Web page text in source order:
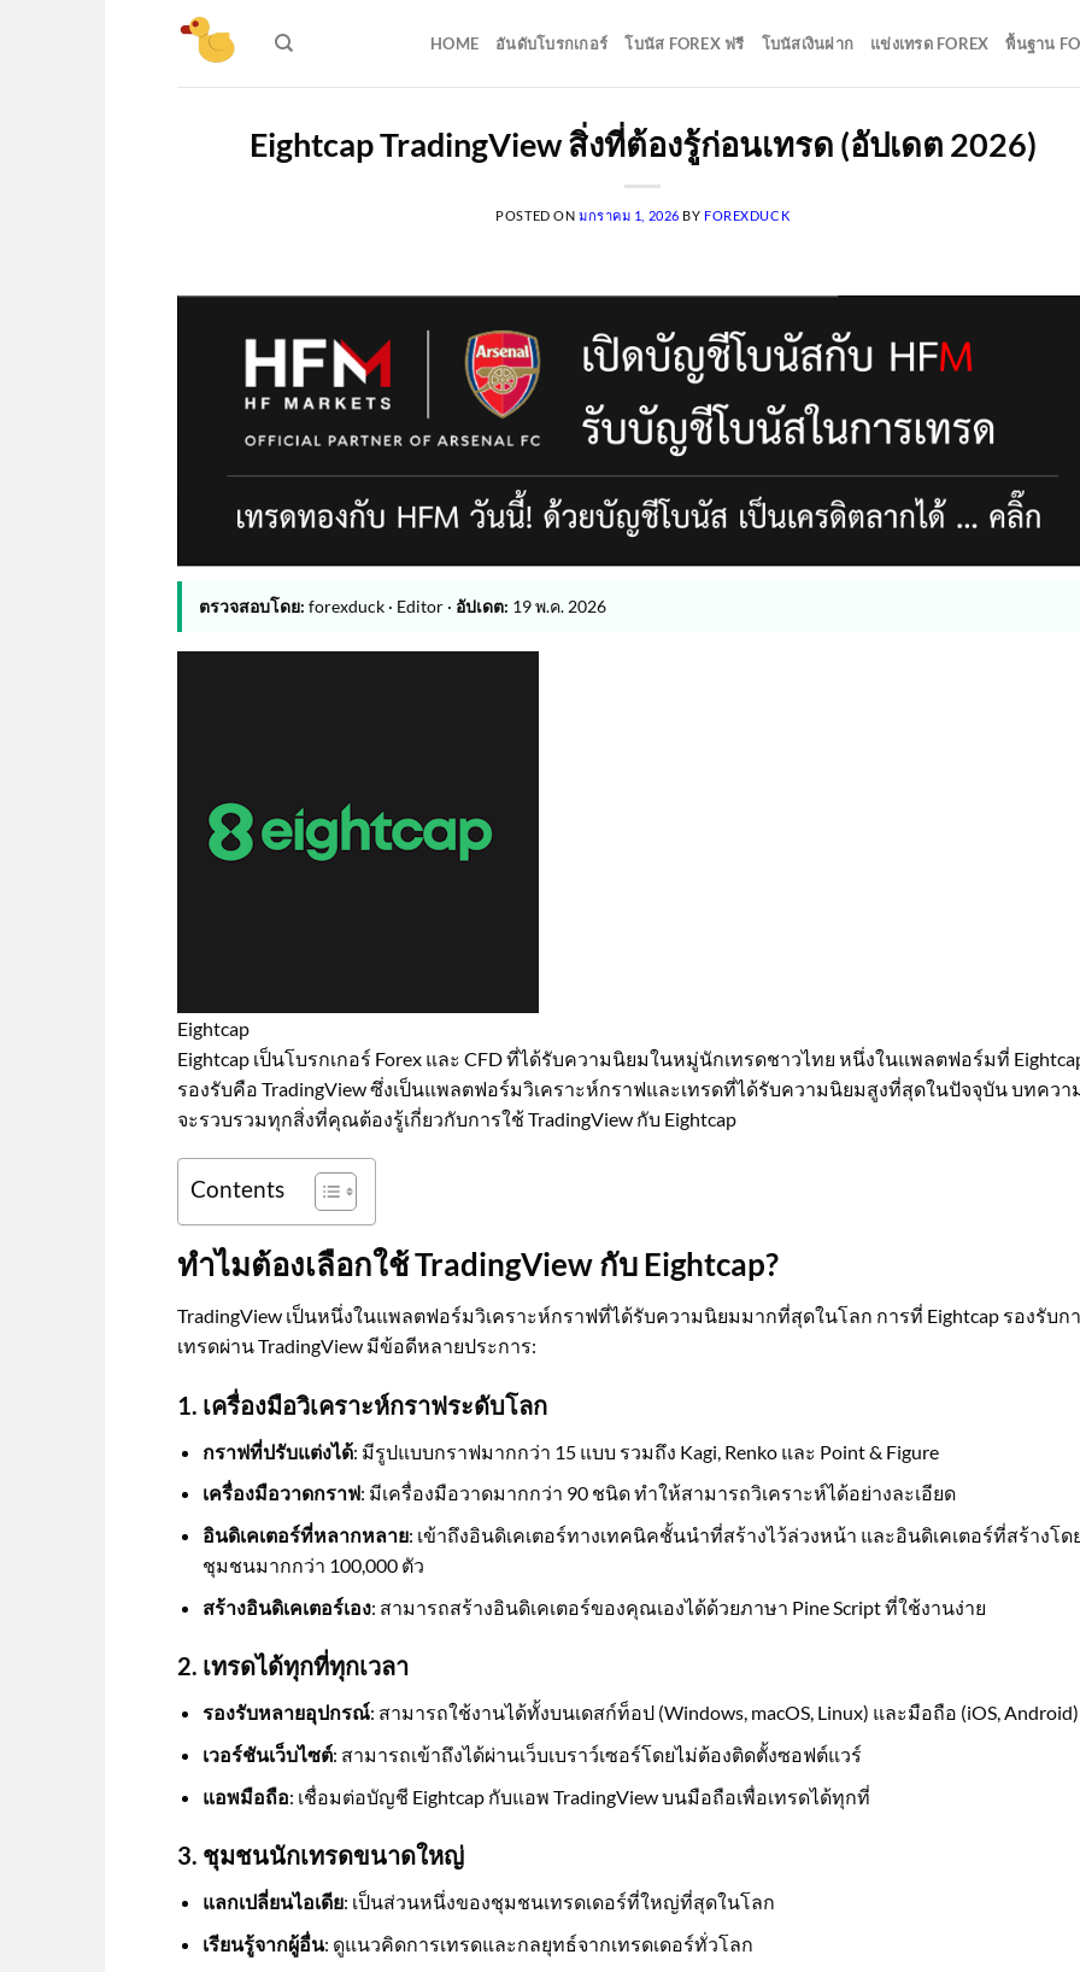
HOME อันดับโบรกเกอร์ โบนัส FOREX ฟรี โบนัสเงินฝาก แข่งเทรด FOREX พื้นฐาน
Eightcap TradingView สิ่งที่ต้องรู้ก่อนเทรด (อัปเดต 2026)
POSTED ON มกราคม 1, 2026 BY FOREXDUCK
ตรวจสอบโดย: forexduck · Editor · อัปเดต: 19 พ.ค. 2026
Eightcap
Eightcap เป็นโบรกเกอร์ Forex และ CFD ที่ได้รับความนิยมในหมู่นักเทรดชาวไทย หนึ่งในแพลตฟอร์มที่
รองรับคือ TradingView ซึ่งเป็นแพลตฟอร์มวิเคราะห์กราฟและเทรดที่ได้รับความนิยมสูงที่สุดในปัจจุบัน บทควา
จะรวบรวมทุกสิ่งที่คุณต้องรู้เกี่ยวกับการใช้ TradingView กับ Eightcap
Contents
ทำไมต้องเลือกใช้ TradingView กับ Eightcap?
TradingView เป็นหนึ่งในแพลตฟอร์มวิเคราะห์กราฟที่ได้รับความนิยมมากที่สุดในโลก การที่ Eightcap รองรับก
เทรดผ่าน TradingView มีข้อดีหลายประการ:
1. เครื่องมือวิเคราะห์กราฟระดับโลก
กราฟที่ปรับแต่งได้: มีรูปแบบกราฟมากกว่า 15 แบบ รวมถึง Kagi, Renko และ Point & Figure
เครื่องมือวาดกราฟ: มีเครื่องมือวาดมากกว่า 90 ชนิด ทำให้สามารถวิเคราะห์ได้อย่างละเอียด
อินดิเคเตอร์ที่หลากหลาย: เข้าถึงอินดิเคเตอร์ทางเทคนิคชั้นนำที่สร้างไว้ล่วงหน้า และอินดิเคเตอร์ที่สร้างโด
ชุมชนมากกว่า 100,000 ตัว
สร้างอินดิเคเตอร์เอง: สามารถสร้างอินดิเคเตอร์ของคุณเองได้ด้วยภาษา Pine Script ที่ใช้งานง่าย
2. เทรดได้ทุกที่ทุกเวลา
รองรับหลายอุปกรณ์: สามารถใช้งานได้ทั้งบนเดสก์ท็อป (Windows, macOS, Linux) และมือถือ (iOS, Android)
เวอร์ชันเว็บไซต์: สามารถเข้าถึงได้ผ่านเว็บเบราว์เซอร์โดยไม่ต้องติดตั้งซอฟต์แวร์
แอพมือถือ: เชื่อมต่อบัญชี Eightcap กับแอพ TradingView บนมือถือเพื่อเทรดได้ทุกที่
3. ชุมชนนักเทรดขนาดใหญ่
แลกเปลี่ยนไอเดีย: เป็นส่วนหนึ่งของชุมชนเทรดเดอร์ที่ใหญ่ที่สุดในโลก
เรียนรู้จากผู้อื่น: ดูแนวคิดการเทรดและกลยุทธ์จากเทรดเดอร์ทั่วโลก